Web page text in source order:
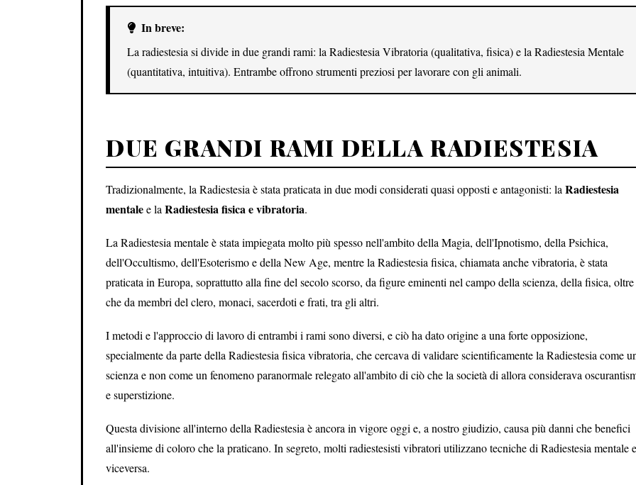
In breve:
La radiestesia si divide in due grandi rami: la Radiestesia Vibratoria (qualitativa, fisica) e la Radiestesia Mentale
(quantitativa, intuitiva). Entrambe offrono strumenti preziosi per lavorare con gli animali.
DUE GRANDI RAMI DELLA RADIESTESIA
Tradizionalmente, la Radiestesia è stata praticata in due modi considerati quasi opposti e antagonisti: la Radiestesia
mentalee la Radiestesia fisica e vibratoria.
La Radiestesia mentale è stata impiegata molto più spesso nell'ambito della Magia, dell'Ipnotismo, della Psichica,
dell'Occultismo, dell'Esoterismo e della New Age, mentre la Radiestesia fisica, chiamata anche vibratoria, è stata
praticata in Europa, soprattutto alla fine del secolo scorso, da figure eminenti nel campo della scienza, della fisica, oltre
che da membri del clero, monaci, sacerdoti e frati, tra gli altri.
I metodi e l'approccio di lavoro di entrambi i rami sono diversi, e ciò ha dato origine a una forte opposizione,
specialmente da parte della Radiestesia fisica vibratoria, che cercava di validare scientificamente la Radiestesia come
scienza e non come un fenomeno paranormale relegato all'ambito di ciò che la società di allora considerava
e superstizione.
Questa divisione all'interno della Radiestesia è ancora in vigore oggi e, a nostro giudizio, causa più danni che benefici
all'insieme di coloro che la praticano. In segreto, molti radiestesisti vibratori utilizzano tecniche di Radiestesia mentale e
viceversa.